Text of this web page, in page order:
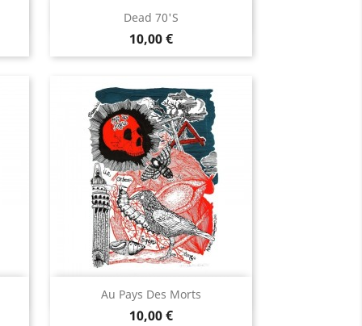
Dead 70's
Prix
10,00 €
Aperçu rapide
Au Pays Des Morts
Prix
10,00 €
 Aperçu rapide